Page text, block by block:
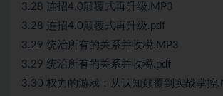
3.28 连招4.0颠覆式再升级.MP3
3.28 连招4.0颠覆式再升级.pdf
3.29 统治所有的关系并收税.MP3
3.29 统治所有的关系并收税.pdf
3.30 权力的游戏：从认知颠覆到实战掌控